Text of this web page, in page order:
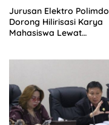
Jurusan Elektro Polimdo
Dorong Hilirisasi Karya
Mahasiswa Lewat